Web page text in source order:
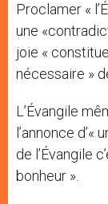
Proclamer «
une
joie «
nécessaire »
L’Évangile
l’annonce
de l’Évangile
bonheur ».